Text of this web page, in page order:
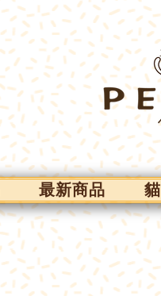
最新商品